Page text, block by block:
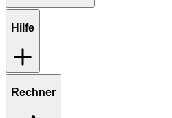
Hilfe
Rechner